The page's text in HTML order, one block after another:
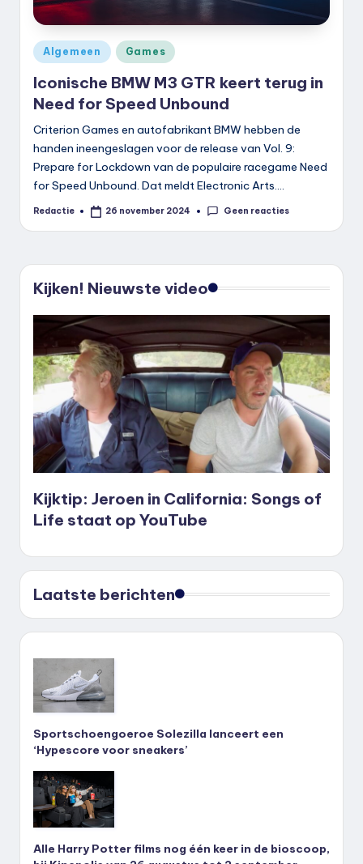
Geplaatst
in
Algemeen Games
Iconische BMW M3 GTR keert terug in
Need for Speed Unbound
Criterion Games en autofabrikant BMW hebben de
handen ineengeslagen voor de release van Vol. 9:
Prepare for Lockdown van de populaire racegame Need
for Speed Unbound. Dat meldt Electronic Arts.…
Geplaatst
Redactie 26 november 2024 Geen reacties
Kijken! Nieuwste video
Kijktip: Jeroen in California: Songs of
Life staat op YouTube
Laatste berichten
Sportschoengoeroe Solezilla lanceert een
‘Hypescore voor sneakers’
Alle Harry Potter films nog één keer in de bioscoop,